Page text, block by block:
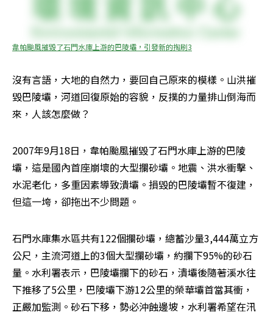
韋帕颱風摧毀了石門水庫上游的巴陵壩，引發新的掏刷3
沒有言語，大地的自然力，要回自己原來的模樣。山洪摧
毀巴陵壩，河道回復原始的容貌，反撲的力量排山倒海而
來，人該怎麼做？
2007年9月18日，韋帕颱風摧毀了石門水庫上游的巴陵
壩，這是國內首座崩壞的大型攔砂壩。地震、洪水衝擊、
水泥老化，多重因素導致潰壩。損毀的巴陵壩暫不復建，
但這一垮，卻拖出不少問題。
石門水庫集水區共有122個攔砂壩，總蓄沙量3,444萬立方
公尺，主流河道上的3個大型攔砂壩，約攔下95%的砂石
量。水利署表示，巴陵壩攔下的砂石，潰壩後隨著溪水往
下推移了5公里，巴陵壩下游12公里的榮華壩首當其衝，
正嚴加監測。砂石下移，勢必沖蝕邊坡，水利署希望在汛